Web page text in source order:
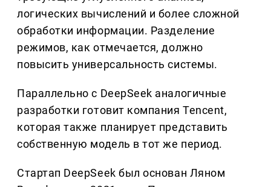
логических вычислений и более сложной
обработки информации. Разделение
режимов, как отмечается, должно
повысить универсальность системы.
Параллельно с DeepSeek аналогичные
разработки готовит компания Tencent,
которая также планирует представить
собственную модель в тот же период.
Стартап DeepSeek был основан Ляном